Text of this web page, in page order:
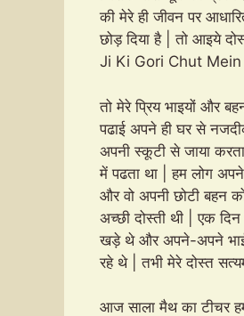
की मेरे ही जीवन पर
छोड़ दिया है | तो आइये
Ji Ki Gori Chut
तो मेरे प्रिय भाइयों और
पढाई अपने ही घर से
अपनी स्कूटी से जाया
में पढता था | हम लोग
और वो अपनी छोटी बहन
अच्छी दोस्ती थी | एक
खड़े थे और अपने-अपने भाई
रहे थे | तभी मेरे दोस्त
आज साला मैथ का टीचर